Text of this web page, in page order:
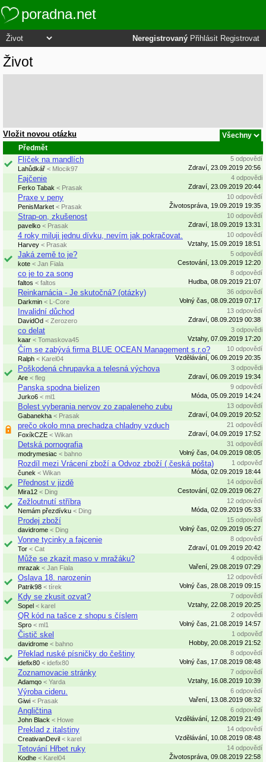
poradna.net
Neregistrovaný Přihlásit Registrovat
Život
Vložit novou otázku
Předmět
Flíček na mandlích
5 odpovědí
Lahůdkář < Mlocik97 Zdraví, 23.09.2019 20:56
Fajčenie
4 odpovědi
Ferko Tabak < Prasak Zdraví, 23.09.2019 20:44
Praxe v peny
10 odpovědí
PenisMarket < Prasak Životospráva, 19.09.2019 19:35
Strap-on, zkušenost
10 odpovědí
pavelko < Prasak Zdraví, 18.09.2019 13:31
4 roky miluji jednu dívku, nevím jak pokračovat.
10 odpovědí
Harvey < Prasak Vztahy, 15.09.2019 18:51
Jaká země to je?
5 odpovědí
kote < Jan Fiala Cestování, 13.09.2019 12:20
co je to za song
8 odpovědí
faltos < faltos Hudba, 08.09.2019 21:07
Reinkarnácia - Je skutočná? (otázky)
36 odpovědí
Darkmin < L-Core Volný čas, 08.09.2019 07:17
Invalidní důchod
13 odpovědí
DavidOd < Zerozero Zdraví, 08.09.2019 00:38
co delat
3 odpovědi
kaar < Tomaskova45 Vztahy, 07.09.2019 17:20
Čím se zabývá firma BLUE OCEAN Management s.r.o?
10 odpovědí
Ralph < Karel04 Vzdělávání, 06.09.2019 20:35
Poškodená chrupavka a telesná výchova
3 odpovědi
Are < fleg Zdraví, 06.09.2019 19:34
Panska spodna bielizen
9 odpovědí
Jurko6 < ml1 Móda, 05.09.2019 14:24
Bolest vyberania nervov zo zapaleneho zubu
13 odpovědí
Gabanekha < Prasak Zdraví, 04.09.2019 20:52
prečo okolo mna prechadza chladny vzduch
21 odpovědí
FoxíkCZE < Wikan Zdraví, 04.09.2019 17:52
Detská pornografia
31 odpovědí
modrymesiac < bahno Volný čas, 04.09.2019 08:05
Rozdíl mezi Vrácení zboží a Odvoz zboží ( česká pošta)
1 odpověď
čunek < Wikan Móda, 02.09.2019 18:44
Přednost v jizdě
14 odpovědí
Mira12 < Ding Cestování, 02.09.2019 06:27
Zežloutnutí stříbra
12 odpovědí
Nemám přezdívku < Ding Móda, 02.09.2019 05:33
Prodej zboží
15 odpovědí
davidrome < Ding Volný čas, 02.09.2019 05:27
Vonne tycinky a fajcenie
8 odpovědí
Tor < Cat Zdraví, 01.09.2019 20:42
Může se zkazit maso v mražáku?
4 odpovědi
mrazak < Jan Fiala Vaření, 29.08.2019 07:29
Oslava 18. narozenin
12 odpovědí
Patrik98 < tírek Volný čas, 28.08.2019 09:15
Kdy se zkusit ozvat?
7 odpovědí
Sopel < karel Vztahy, 22.08.2019 20:25
QR kód na tašce z shopu s číslem
2 odpovědi
Spro < ml1 Volný čas, 21.08.2019 14:57
Čistič skel
1 odpověď
davidrome < bahno Hobby, 20.08.2019 21:52
Překlad ruské písničky do češtiny
8 odpovědí
idefix80 < idefix80 Volný čas, 17.08.2019 08:48
Zoznamovacie stránky
7 odpovědí
Adamqo < Yarda Vztahy, 16.08.2019 10:39
Výroba cideru.
6 odpovědí
Giwi < Prasak Vaření, 13.08.2019 08:32
Angličtina
6 odpovědí
John Black < Howe Vzdělávání, 12.08.2019 21:49
Preklad z italstiny
14 odpovědí
CreativanDevil < karel Vzdělávání, 10.08.2019 08:48
Tetování Hřbet ruky
14 odpovědí
Kodhe < Karel04 Životospráva, 09.08.2019 22:58